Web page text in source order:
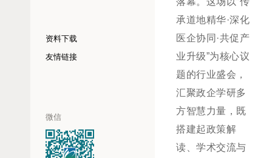
资料下载
友情链接
微信
承道地精华·深化
医企协同·共促产
业升级”为核心议
题的行业盛会，
汇聚政企学研多
方智慧力量，既
搭建起政策解
读、学术交流与